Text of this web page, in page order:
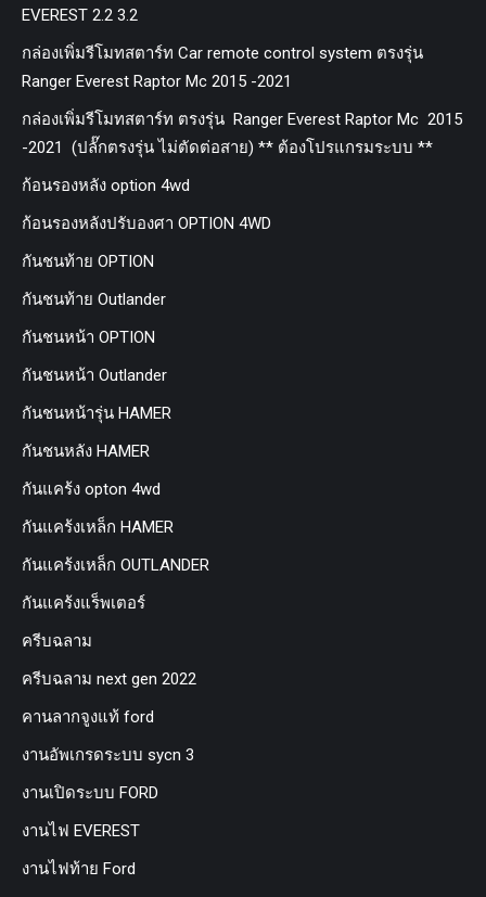
EVEREST 2.2 3.2
กล่องเพิ่มรีโมทสตาร์ท Car remote control system ตรงรุ่น
Ranger Everest Raptor Mc 2015 -2021
กล่องเพิ่มรีโมทสตาร์ท ตรงรุ่น Ranger Everest Raptor Mc 2015
-2021 (ปลั๊กตรงรุ่น ไม่ตัดต่อสาย) ** ต้องโปรแกรมระบบ **
ก้อนรองหลัง option 4wd
ก้อนรองหลังปรับองศา OPTION 4WD
กันชนท้าย OPTION
กันชนท้าย Outlander
กันชนหน้า OPTION
กันชนหน้า Outlander
กันชนหน้ารุ่น HAMER
กันชนหลัง HAMER
กันแคร้ง opton 4wd
กันแคร้งเหล็ก HAMER
กันแคร้งเหล็ก OUTLANDER
กันแคร้งแร็พเตอร์
ครีบฉลาม
ครีบฉลาม next gen 2022
คานลากจูงแท้ ford
งานอัพเกรดระบบ sycn 3
งานเปิดระบบ FORD
งานไฟ EVEREST
งานไฟท้าย Ford